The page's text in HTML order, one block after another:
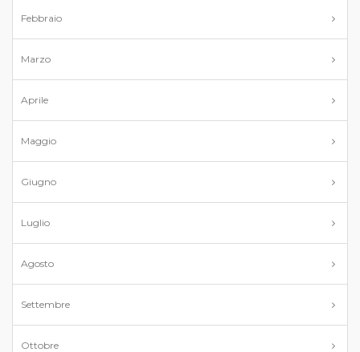
Febbraio
Marzo
Aprile
Maggio
Giugno
Luglio
Agosto
Settembre
Ottobre